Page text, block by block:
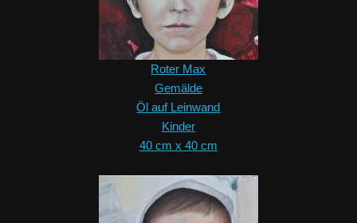
Roter Max
Gemälde
Öl auf Leinwand
Kinder
40 cm x 40 cm